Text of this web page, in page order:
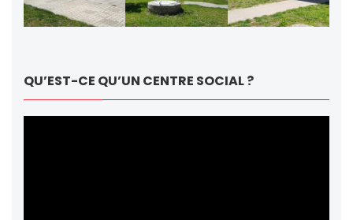
QU’EST-CE QU’UN CENTRE SOCIAL ?